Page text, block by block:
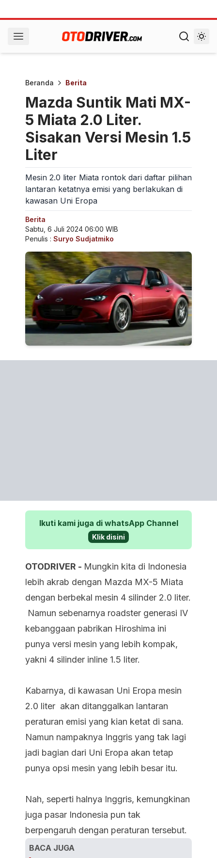
Beranda Berita
Mazda Suntik Mati MX-
5 Miata 2.0 Liter.
Sisakan Versi Mesin 1.5
Liter
Mesin 2.0 liter Miata rontok dari daftar pilihan
lantaran ketatnya emisi yang berlakukan di
kawasan Uni Eropa
Berita
Sabtu, 6 Juli 2024 06:00 WIB
Penulis : Suryo Sudjatmiko
Ikuti kami juga di whatsApp Channel
Klik disini
OTODRIVER - Mungkin kita di Indonesia
lebih akrab dengan Mazda MX-5 Miata
dengan berbekal mesin 4 silinder 2.0 liter.
Namun sebenarnya roadster generasi IV
kebanggaan pabrikan Hiroshima ini
punya versi mesin yang lebih kompak,
yakni 4 silinder inline 1.5 liter.
Kabarnya, di kawasan Uni Eropa mesin
2.0 liter akan ditanggalkan lantaran
peraturan emisi yang kian ketat di sana.
Namun nampaknya Inggris yang tak lagi
jadi bagian dari Uni Eropa akan tetap
punya opsi mesin yang lebih besar itu.
Nah, seperti halnya Inggris, kemungkinan
juga pasar Indonesia pun tak
berpengaruh dengan peraturan tersebut.
BACA JUGA